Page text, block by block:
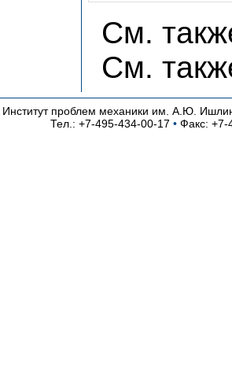
См.
См.
проблем механики им. А.Ю.
Тел.: +7-495-434-00-17 • Факс: +7-